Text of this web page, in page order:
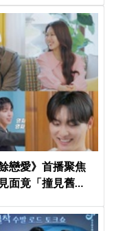
戀愛》首播聚焦
面竟「撞見舊